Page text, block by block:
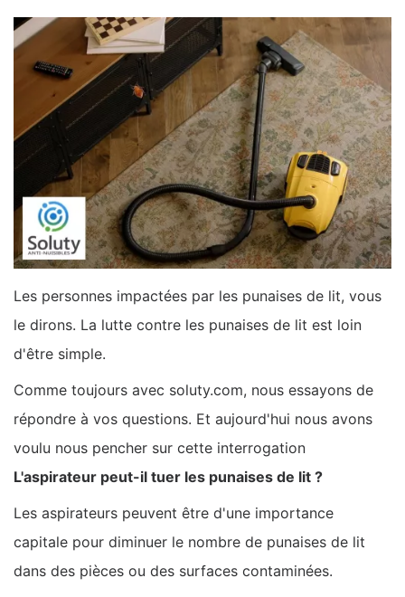
Les personnes impactées par les punaises de lit, vous
le dirons. La lutte contre les punaises de lit est loin
d'être simple.
Comme toujours avec soluty.com, nous essayons de
répondre à vos questions. Et aujourd'hui nous avons
voulu nous pencher sur cette interrogation
L'aspirateur peut-il tuer les punaises de lit ?
Les aspirateurs peuvent être d'une importance
capitale pour diminuer le nombre de punaises de lit
dans des pièces ou des surfaces contaminées.